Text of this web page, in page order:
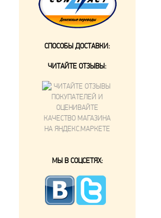
СПОСОБЫ ДОСТАВКИ:
ЧИТАЙТЕ ОТЗЫВЫ:
МЫ В СОЦСЕТЯХ: